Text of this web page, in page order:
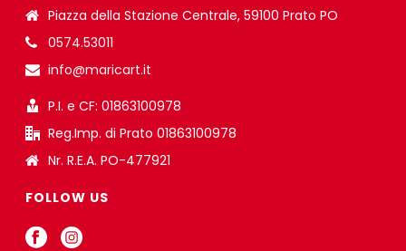
Piazza della Stazione Centrale, 59100 Prato PO
0574.53011
info@maricart.it
P.I. e CF: 01863100978
Reg.Imp. di Prato 01863100978
Nr. R.E.A. PO-477921
FOLLOW US